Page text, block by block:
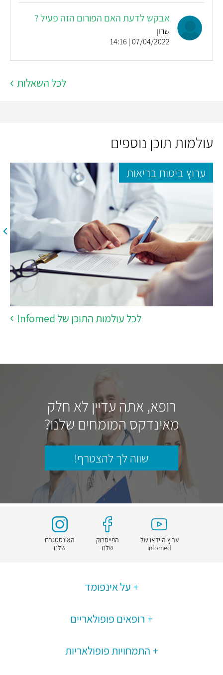
אבקש לדעת האם הפורום הזה פעיל ?
שרון
07/04/2022 | 14:16
לכל השאלות
עולמות תוכן נוספים
ערוץ ביטוח בריאות
לכל עולמות התוכן של Infomed
רופא, אתה עדיין לא חלק
מאינדקס המומחים שלנו?
שווה לך להצטרף!
ערוץ הוידאו של
Infomed
הפייסבוק
שלנו
האינסטגרם
שלנו
על אינפומד
רופאים פופולאריים
התמחויות פופולאריות